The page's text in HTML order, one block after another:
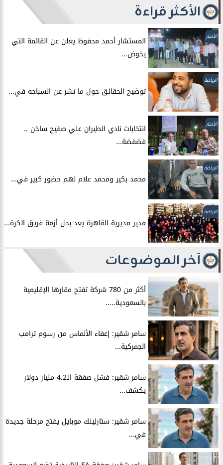
الأكثر قراءة
الأخبار
المستشار أحمد محفوظ يعلن عن القائمة التي
يخوض...
الرياضة
توضيح الحقائق حول ما نشر عن السباحه في...
الأخبار
انتخابات نادي الطيران علي صفيح ساخن ..
فضفضة...
الرياضة
محمد بكير ومحمد علام لهم حضور كبير في...
الرياضة
مدير مديرية القاهرة يعد بحل أزمة فريق الكرة...
آخر الموضوعات
أكثر من 780 شركة تفتح مقارها الإقليمية
بالسعودية.....
سامر شقير: إعفاء الألماس من رسوم ترامب
الجمركية...
سامر شقير: فشل صفقة الـ4.2 مليار دولار
يكشف...
سامر شقير: ستارلينك موبايل يفتح مرحلة جديدة
في...